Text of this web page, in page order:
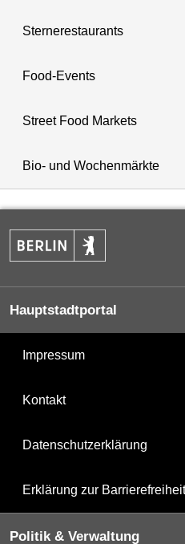
Sternerestaurants
Food-Events
Street Food Markets
Bio- und Wochenmärkte
Hauptstadtportal
Impressum
Kontakt
Datenschutzerklärung
Erklärung zur Barrierefreiheit
Politik & Verwaltung